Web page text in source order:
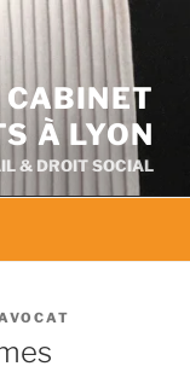
À LYON
& DROIT SOCIAL